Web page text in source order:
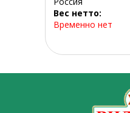
Вес нетто:
Временно нет